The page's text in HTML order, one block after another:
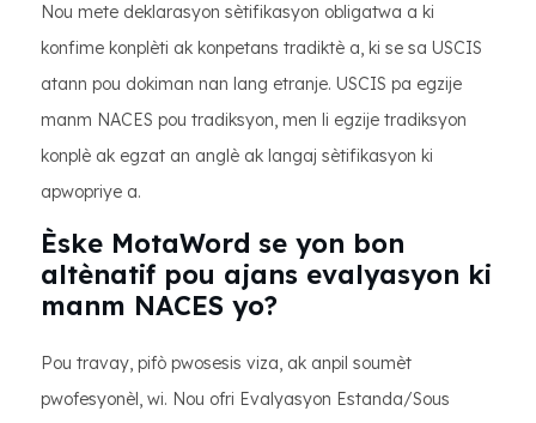
Nou mete deklarasyon sètifikasyon obligatwa a ki
konfime konplèti ak konpetans tradiktè a, ki se sa USCIS
atann pou dokiman nan lang etranje. USCIS pa egzije
manm NACES pou tradiksyon, men li egzije tradiksyon
konplè ak egzat an anglè ak langaj sètifikasyon ki
apwopriye a.
Èske MotaWord se yon bon
altènatif pou ajans evalyasyon ki
manm NACES yo?
Pou travay, pifò pwosesis viza, ak anpil soumèt
pwofesyonèl, wi. Nou ofri Evalyasyon Estanda/Sous